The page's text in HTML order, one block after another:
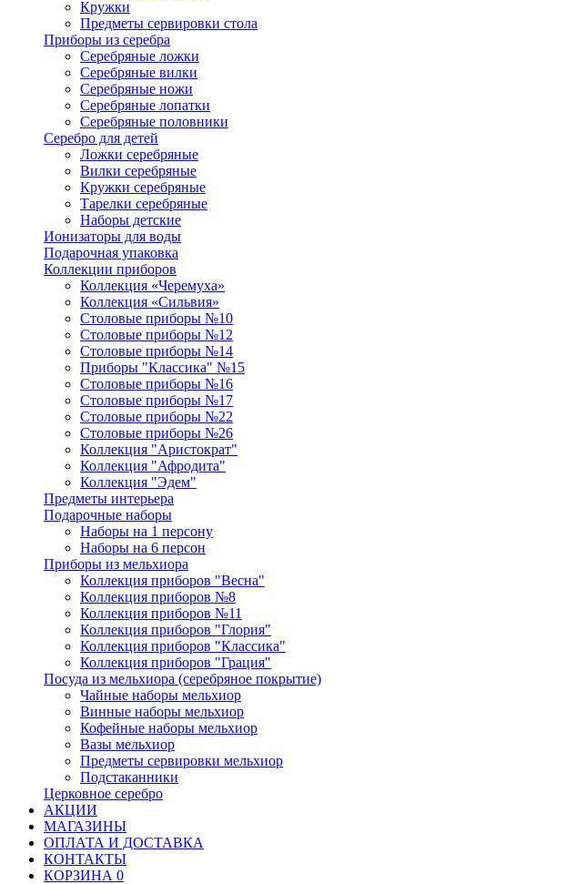
Кружки
Предметы сервировки стола
Приборы из серебра
Серебряные ложки
Серебряные вилки
Серебряные ножи
Серебряные лопатки
Серебряные половники
Серебро для детей
Ложки серебряные
Вилки серебряные
Кружки серебряные
Тарелки серебряные
Наборы детские
Ионизаторы для воды
Подарочная упаковка
Коллекции приборов
Коллекция «Черемуха»
Коллекция «Сильвия»
Столовые приборы №10
Столовые приборы №12
Столовые приборы №14
Приборы "Классика" №15
Столовые приборы №16
Столовые приборы №17
Столовые приборы №22
Столовые приборы №26
Коллекция "Аристократ"
Коллекция "Афродита"
Коллекция "Эдем"
Предметы интерьера
Подарочные наборы
Наборы на 1 персону
Наборы на 6 персон
Приборы из мельхиора
Коллекция приборов "Весна"
Коллекция приборов №8
Коллекция приборов №11
Коллекция приборов "Глория"
Коллекция приборов "Классика"
Коллекция приборов "Грация"
Посуда из мельхиора (серебряное покрытие)
Чайные наборы мельхиор
Винные наборы мельхиор
Кофейные наборы мельхиор
Вазы мельхиор
Предметы сервировки мельхиор
Подстаканники
Церковное серебро
АКЦИИ
МАГАЗИНЫ
ОПЛАТА И ДОСТАВКА
КОНТАКТЫ
КОРЗИНА 0